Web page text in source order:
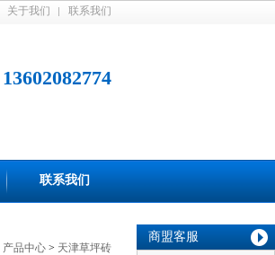
商盟客服
关于我们 联系我们
13602082774
联系我们
产品中心 > 天津草坪砖